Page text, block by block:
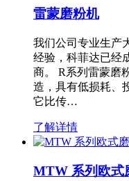
雷蒙磨粉机
我们公司专业生产
经验，科菲达已经
商。 R系列雷蒙磨
造，具有低损耗、
它比传…
了解详情
MTW 系列欧式